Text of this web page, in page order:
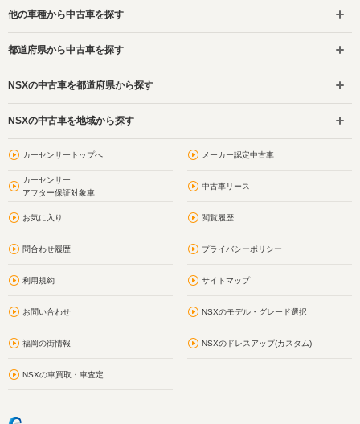
他の車種から中古車を探す
都道府県から中古車を探す
NSXの中古車を都道府県から探す
NSXの中古車を地域から探す
カーセンサートップへ メーカー認定中古車
カーセンサー
アフター保証対象車
中古車リース
お気に入り 閲覧履歴
問合わせ履歴 プライバシーポリシー
利用規約 サイトマップ
お問い合わせ NSXのモデル・グレード選択
福岡の街情報 NSXのドレスアップ(カスタム)
NSXの車買取・車査定